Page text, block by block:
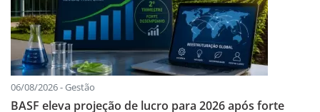
06/08/2026 - Gestão
BASF eleva projeção de lucro para 2026 após forte